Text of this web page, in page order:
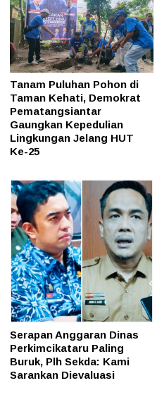
Tanam Puluhan Pohon di
Taman Kehati, Demokrat
Pematangsiantar
Gaungkan Kepedulian
Lingkungan Jelang HUT
Ke-25
Serapan Anggaran Dinas
Perkimcikataru Paling
Buruk, Plh Sekda: Kami
Sarankan Dievaluasi